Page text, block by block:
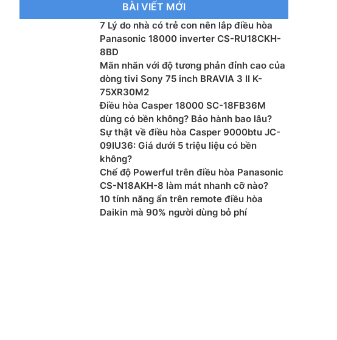
Hãng sản xuất: Daikin
BÀI VIẾT MỚI
7 Lý do nhà có trẻ con nên lắp điều hòa
Panasonic 18000 inverter CS-RU18CKH-
8BD
Mãn nhãn với độ tương phản đỉnh cao của
dòng tivi Sony 75 inch BRAVIA 3 II K-
75XR30M2
Điều hòa Casper 18000 SC-18FB36M
dùng có bền không? Bảo hành bao lâu?
Sự thật về điều hòa Casper 9000btu JC-
09IU36: Giá dưới 5 triệu liệu có bền
không?
Chế độ Powerful trên điều hòa Panasonic
CS-N18AKH-8 làm mát nhanh cỡ nào?
10 tính năng ẩn trên remote điều hòa
Daikin mà 90% người dùng bỏ phí